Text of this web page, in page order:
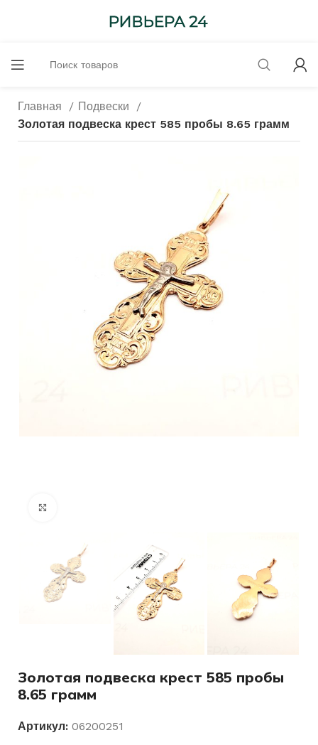
Главная
Подвески
Золотая подвеска крест 585 пробы 8.65 грамм
Золотая подвеска крест 585 пробы
8.65 грамм
Артикул: 06200251